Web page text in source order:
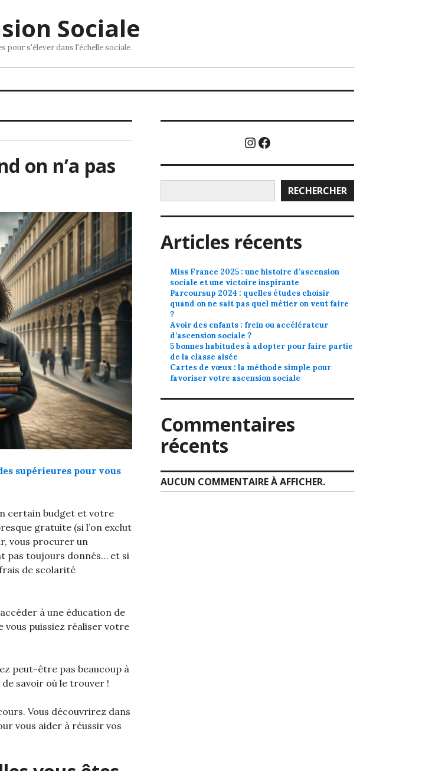
Sociale
pour s'élever dans l'échelle sociale.
on n’a pas
supérieures pour vous
certain budget et votre
gratuite (si l’on exclut
vous procurer un
pas toujours donnés… et si
de scolarité
à une éducation de
vous puissiez réaliser votre
peut-être pas beaucoup à
savoir où le trouver !
Vous découvrirez dans
vous aider à réussir vos
Instagram
Facebook
RECHERCHER
Articles récents
Miss France 2025 : une histoire d’ascension
sociale et une victoire inspirante
Parcoursup 2024 : quelles études choisir
quand on ne sait pas quel métier on veut faire
?
Avoir des enfants : frein ou accélérateur
d’ascension sociale ?
5 bonnes habitudes à adopter pour faire partie
de la classe aisée
Cartes de vœux : la méthode simple pour
favoriser votre ascension sociale
Commentaires
récents
AUCUN COMMENTAIRE À AFFICHER.